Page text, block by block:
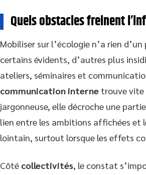
Quels obstacles freinent
Mobiliser sur l’écologie n’a rien
certains évidents, d’autres plus
ateliers, séminaires et
communication interne trouve vite
jargonneuse, elle décroche une
lien entre les ambitions affichées et
lointain, surtout lorsque les effets
Côté collectivités, le constat